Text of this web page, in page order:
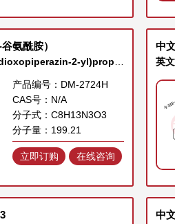
氨酰胺）
英文名称：3-(5-methyl-3,6-dioxopiperazin-2-yl)propanamide
产品编号：DM-2724H
CAS号：N/A
分子式：C8H13N3O3
分子量：199.21
立即订购 在线咨询
中
中